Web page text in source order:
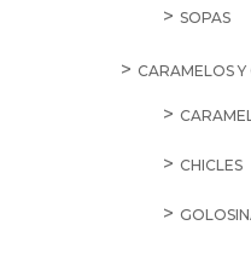
SOPAS
CARAMELOS
CHICLES